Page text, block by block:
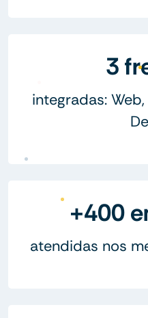
3
integradas:
+400
atendidas nos